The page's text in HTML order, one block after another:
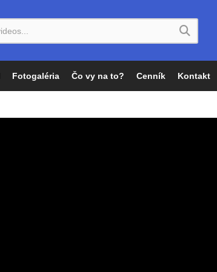
Fotogaléria Čo vy na to? Cenník Kontakt